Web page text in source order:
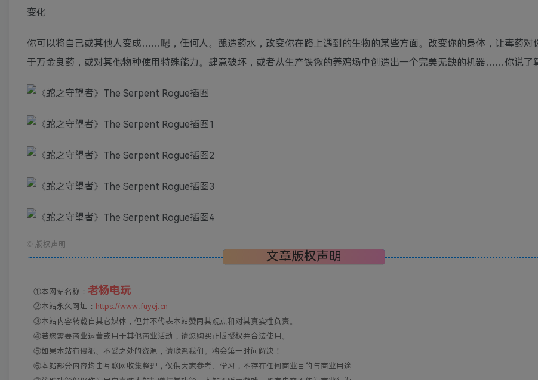
变化
你可以将自己或其他人变成……嗯，任何人。酿造药水，改变你在路上遇到的生物的某些方面。改变你的身体，让毒药对
于万金良药，或对其他物种使用特殊能力。肆意破坏，或者从生产铁锹的养鸡场中创造出一个完美无缺的机器……你说了
© 版权声明
文章版权声明
①本网站名称： 老杨电玩
②本站永久网址： https://www.fuyej.cn
③本站内容转载自其它媒体，但并不代表本站赞同其观点和对其真实性负责。
④若您需要商业运营或用于其他商业活动，请您购买正版授权并合法使用。
⑤如果本站有侵犯、不妥之处的资源，请联系我们。将会第一时间解决！
⑥本站部分内容均由互联网收集整理，仅供大家参考、学习，不存在任何商业目的与商业用途